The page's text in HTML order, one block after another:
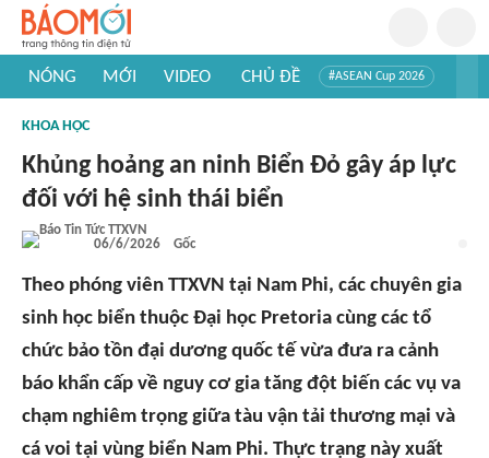
NÓNG MỚI VIDEO CHỦ ĐỀ #ASEAN Cup 2026
#Khám phá Việt Nam
KHOA HỌC
Khủng hoảng an ninh Biển Đỏ gây áp lực
đối với hệ sinh thái biển
06/6/2026 Gốc
Theo phóng viên TTXVN tại Nam Phi, các chuyên gia
sinh học biển thuộc Đại học Pretoria cùng các tổ
chức bảo tồn đại dương quốc tế vừa đưa ra cảnh
báo khẩn cấp về nguy cơ gia tăng đột biến các vụ va
chạm nghiêm trọng giữa tàu vận tải thương mại và
cá voi tại vùng biển Nam Phi. Thực trạng này xuất